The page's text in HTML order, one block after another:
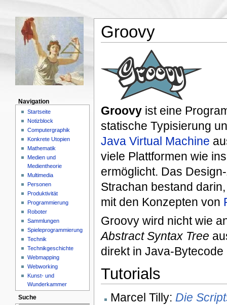
Groovy
Groovyist eine
statische Typisierung
Java Virtual Machine
viele Plattformen wie
ermöglicht. Das
Strachan bestand
mit den Konzepten von
Groovy wird nicht wie
Abstract Syntax Tree
direkt in Java-Bytecode
Tutorials
Marcel Tilly: Die
Navigation
Startseite
Notizblock
Computergraphik
Konkrete Utopien
Mathematik
Medien und
Medientheorie
Multimedia
Personen
Produktivität
Programmierung
Roboter
Sammlungen
Spieleprogrammierung
Technik
Technikgeschichte
Webmapping
Webworking
Kunst- und
Wunderkammer
Suche